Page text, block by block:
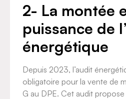
2- La montée
puissance de
énergétique
Depuis 2023, l’audit
obligatoire pour la vente de
G au DPE. Cet audit